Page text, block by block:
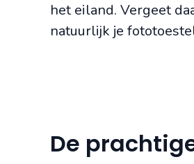
het eiland. Vergeet
natuurlijk je
De